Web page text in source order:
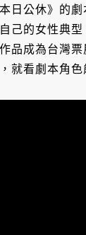
日公休》的
己的女性典
品成為台灣
就看劇本角色